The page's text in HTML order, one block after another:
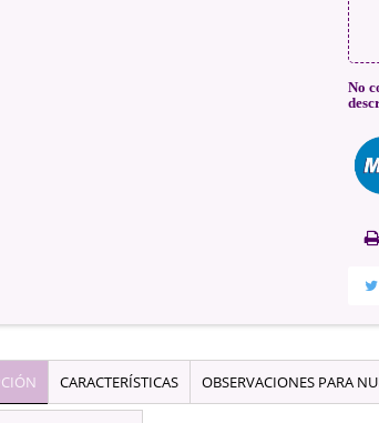
No
CARACTERÍSTICAS OBSERVACIONES PARA